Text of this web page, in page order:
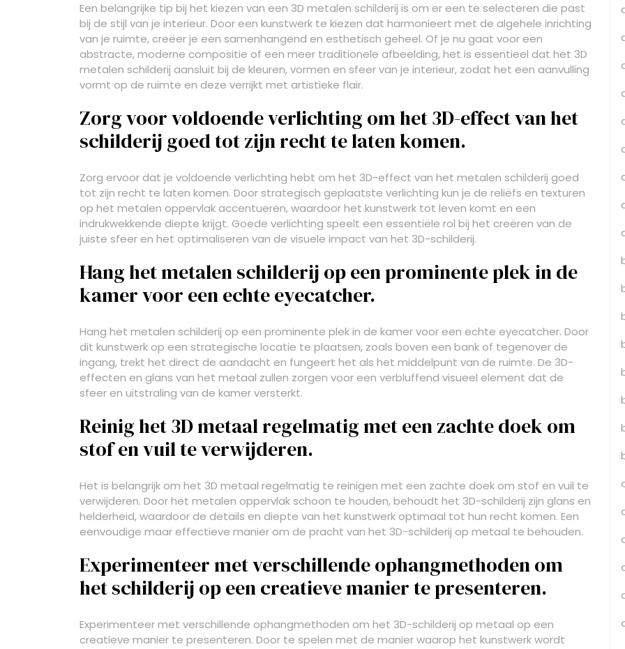
Een belangrijke tip bij het kiezen van een 3D metalen schilderij is om er een te selecteren die past
bij de stijl van je interieur. Door een kunstwerk te kiezen dat harmonieert met de algehele inrichting
van je ruimte, creëer je een samenhangend en esthetisch geheel. Of je nu gaat voor een
abstracte, moderne compositie of een meer traditionele afbeelding, het is essentieel dat het 3D
metalen schilderij aansluit bij de kleuren, vormen en sfeer van je interieur, zodat het een aanvulling
vormt op de ruimte en deze verrijkt met artistieke flair.
Zorg voor voldoende verlichting om het 3D-effect van het
schilderij goed tot zijn recht te laten komen.
Zorg ervoor dat je voldoende verlichting hebt om het 3D-effect van het metalen schilderij goed
tot zijn recht te laten komen. Door strategisch geplaatste verlichting kun je de reliëfs en texturen
op het metalen oppervlak accentueren, waardoor het kunstwerk tot leven komt en een
indrukwekkende diepte krijgt. Goede verlichting speelt een essentiële rol bij het creëren van de
juiste sfeer en het optimaliseren van de visuele impact van het 3D-schilderij.
Hang het metalen schilderij op een prominente plek in de
kamer voor een echte eyecatcher.
Hang het metalen schilderij op een prominente plek in de kamer voor een echte eyecatcher. Door
dit kunstwerk op een strategische locatie te plaatsen, zoals boven een bank of tegenover de
ingang, trekt het direct de aandacht en fungeert het als het middelpunt van de ruimte. De 3D-
effecten en glans van het metaal zullen zorgen voor een verbluffend visueel element dat de
sfeer en uitstraling van de kamer versterkt.
Reinig het 3D metaal regelmatig met een zachte doek om
stof en vuil te verwijderen.
Het is belangrijk om het 3D metaal regelmatig te reinigen met een zachte doek om stof en vuil te
verwijderen. Door het metalen oppervlak schoon te houden, behoudt het 3D-schilderij zijn glans en
helderheid, waardoor de details en diepte van het kunstwerk optimaal tot hun recht komen. Een
eenvoudige maar effectieve manier om de pracht van het 3D-schilderij op metaal te behouden.
Experimenteer met verschillende ophangmethoden om
het schilderij op een creatieve manier te presenteren.
Experimenteer met verschillende ophangmethoden om het 3D-schilderij op metaal op een
creatieve manier te presenteren. Door te spelen met de manier waarop het kunstwerk wordt